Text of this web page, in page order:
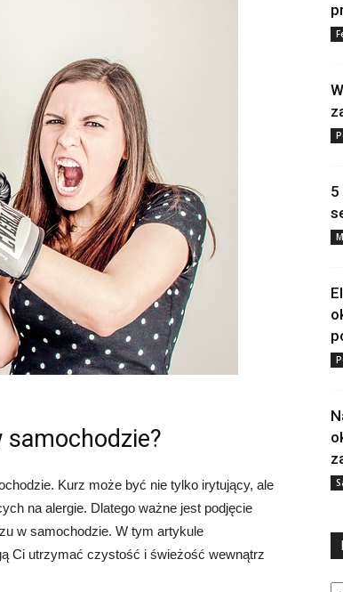
samochodzie?
Kurz może być nie tylko irytujący, ale
na alergie. Dlatego ważne jest podjęcie
w samochodzie. W tym artykule
Ci utrzymać czystość i świeżość wewnątrz
5